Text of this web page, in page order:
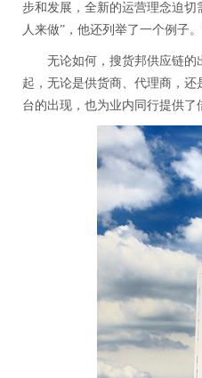
步和发展，全新的运营理念迫切
人来做”，他还列举了一个例子
无论如何，搜货邦供应链
起，无论是供货商、代理商，
台的出现，也为业内同行提供了